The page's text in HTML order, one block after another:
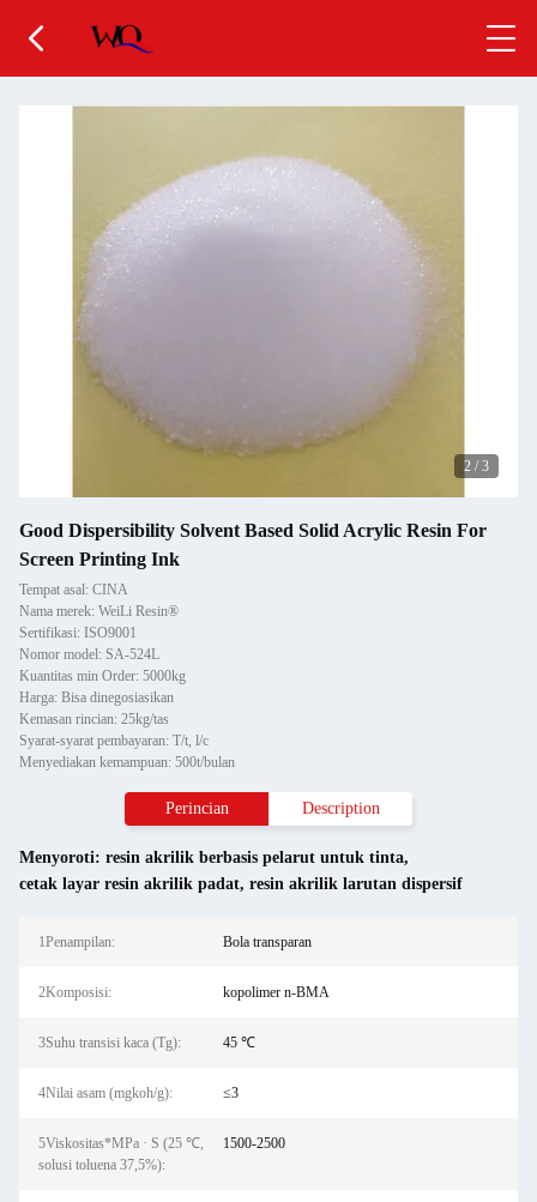
2 / 3
Good Dispersibility Solvent Based Solid Acrylic Resin For
Screen Printing Ink
Tempat asal: CINA
Nama merek: WeiLi Resin®
Sertifikasi: ISO9001
Nomor model: SA-524L
Kuantitas min Order: 5000kg
Harga: Bisa dinegosiasikan
Kemasan rincian: 25kg/tas
Syarat-syarat pembayaran: T/t, l/c
Menyediakan kemampuan: 500t/bulan
Perincian Description
Menyoroti: resin akrilik berbasis pelarut untuk tinta,
cetak layar resin akrilik padat, resin akrilik larutan dispersif
1Penampilan: Bola transparan
2Komposisi: kopolimer n-BMA
3Suhu transisi kaca (Tg): 45 ℃
4Nilai asam (mgkoh/g): ≤3
5Viskositas*MPa · S (25 ℃,
solusi toluena 37,5%):
1500-2500